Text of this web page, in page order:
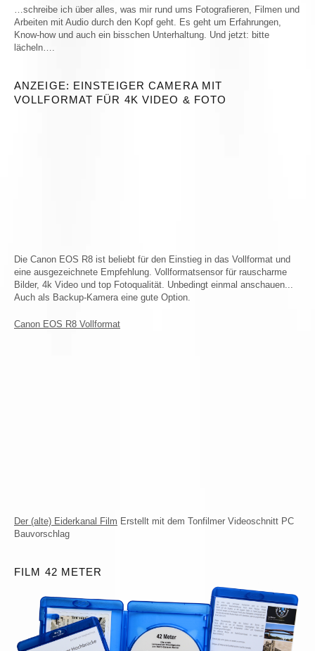
…schreibe ich über alles, was mir rund ums Fotografieren, Filmen und
Arbeiten mit Audio durch den Kopf geht. Es geht um Erfahrungen,
Know-how und auch ein bisschen Unterhaltung. Und jetzt: bitte
lächeln….
ANZEIGE: EINSTEIGER CAMERA MIT
VOLLFORMAT FÜR 4K VIDEO & FOTO
Die Canon EOS R8 ist beliebt für den Einstieg in das Vollformat und
eine ausgezeichnete Empfehlung. Vollformatsensor für rauscharme
Bilder, 4k Video und top Fotoqualität. Unbedingt einmal anschauen...
Auch als Backup-Kamera eine gute Option.
Canon EOS R8 Vollformat
Der (alte) Eiderkanal Film Erstellt mit dem Tonfilmer Videoschnitt PC
Bauvorschlag
FILM 42 METER